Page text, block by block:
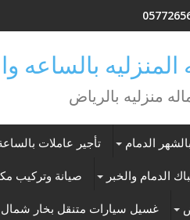
منزليه بالرياض
الدمام تأجير عاملات
الدمام والخبر صيانة وتركيب
غسيل سيارات متنقل بخار شمال